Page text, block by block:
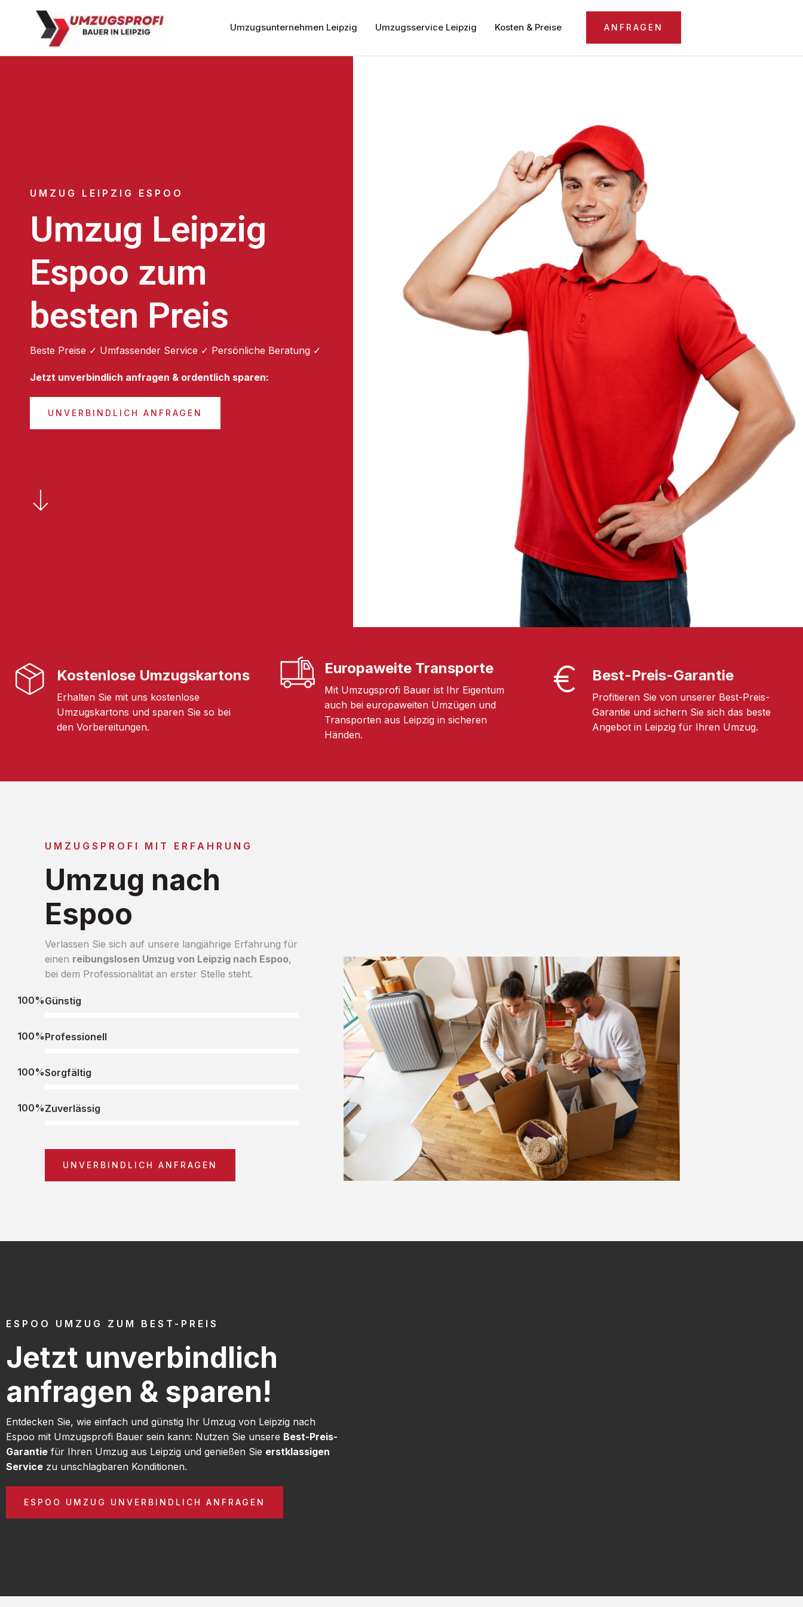
Umzugsunternehmen Leipzig Umzugsservice Leipzig Kosten & Preise ANFRAGEN
UMZUG LEIPZIG ESPOO
Umzug Leipzig
Espoo zum
besten Preis
Beste Preise ✓ Umfassender Service ✓ Persönliche Beratung ✓
Jetzt unverbindlich anfragen & ordentlich sparen:
UNVERBINDLICH ANFRAGEN
Kostenlose Umzugskartons
Erhalten Sie mit uns kostenlose
Umzugskartons und sparen Sie so bei
den Vorbereitungen.
Europaweite Transporte
Mit Umzugsprofi Bauer ist Ihr Eigentum
auch bei europaweiten Umzügen und
Transporten aus Leipzig in sicheren
Händen.
Best-Preis-Garantie
Profitieren Sie von unserer Best-Preis-
Garantie und sichern Sie sich das beste
Angebot in Leipzig für Ihren Umzug.
UMZUGSPROFI MIT ERFAHRUNG
Umzug nach
Espoo
Verlassen Sie sich auf unsere langjährige Erfahrung für
einen reibungslosen Umzug von Leipzig nach Espoo,
bei dem Professionalität an erster Stelle steht.
Günstig
100%
Professionell
100%
Sorgfältig
100%
Zuverlässig
100%
UNVERBINDLICH ANFRAGEN
ESPOO UMZUG ZUM BEST-PREIS
Jetzt unverbindlich
anfragen & sparen!
Entdecken Sie, wie einfach und günstig Ihr Umzug von Leipzig nach
Espoo mit Umzugsprofi Bauer sein kann: Nutzen Sie unsere Best-Preis-
Garantie für Ihren Umzug aus Leipzig und genießen Sie erstklassigen
Service zu unschlagbaren Konditionen.
ESPOO UMZUG UNVERBINDLICH ANFRAGEN